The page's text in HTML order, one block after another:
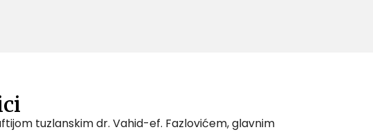
tuzlanskim dr. Vahid-ef. Fazlovićem, glavnim